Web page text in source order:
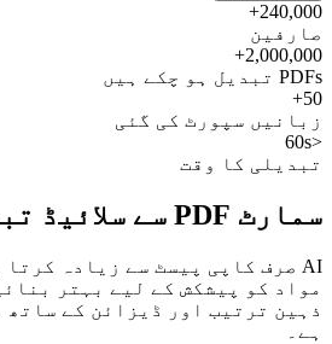
240,000+
صارفین
2,000,000+
PDFs تبدیل ہو چکے ہیں
50+
زبانیں سپورٹ کی گئی
<60s
تبدیلی کا وقت
سمارٹ PDF سے سلائیڈ تبدیلی
مواد کو پیشکش کے لیے بہتر
ذہین ترتیب اور ڈیزائن کے ساتھ
ہے۔